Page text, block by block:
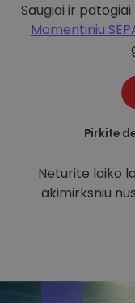
Saugiai ir patogiai
Momentiniu
Pirkite
Neturite laiko
akimirksniu